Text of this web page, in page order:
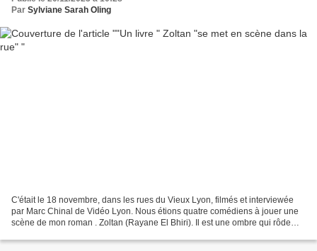
Par Sylviane Sarah Oling
C'était le 18 novembre, dans les rues du Vieux Lyon, filmés et interviewée
par Marc Chinal de Vidéo Lyon. Nous étions quatre comédiens à jouer une
scène de mon roman . Zoltan (Rayane El Bhiri). Il est une ombre qui rôde